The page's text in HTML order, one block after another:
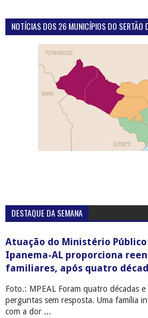
NOTÍCIAS DOS 26 MUNICÍPIOS DO SERTÃO
DESTAQUE DA SEMANA
Atuação do Ministério
Ipanema-AL proporciona
familiares, após quatro
Foto.: MPEAL Foram quatro décadas
perguntas sem resposta. Uma família
com a dor ...